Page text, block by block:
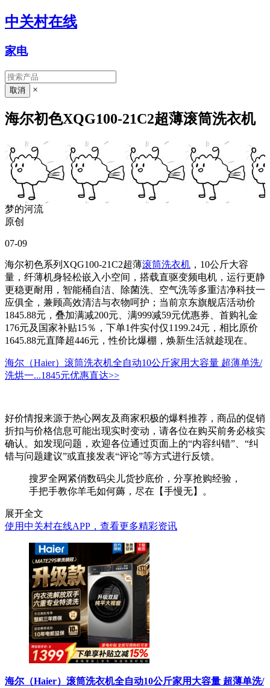
中关村在线
家电
×
海尔初色XQG100-21C2超薄滚筒洗衣机
梦的河流
原创
07-09
海尔初色系列XQG100-21C2超薄滚筒洗衣机 ，10公斤大容
量，纤薄机身轻松嵌入小空间，搭载直驱变频电机，运行更静
更稳更耐用，智能桶自洁、除菌洗、空气洗等多重洁净科技一
应俱全，兼顾高效清洁与衣物呵护；当前京东旗舰店活动价
1845.88元，叠加满减200元、满999减59元优惠券、首购礼金
176元及国家补贴15％，下单1件实付仅1199.24元，相比原价
1645.88元直降超446元，性价比爆棚，焕新生活就趁现在。
海尔（Haier）滚筒洗衣机全自动10公斤家用大容量 超薄单洗/
洗烘一...1845元优惠直达>>
好价情报来源于热心网友及商家积极的爆料推荐，商品的促销
折扣与价格信息可能出现实时变动，请各位在购买前务必核实
确认。如发现问题，欢迎各位通过页面上的“内容纠错”、“纠
错与问题建议”或直接发表“评论”等方式进行反馈。
搜罗全网紧俏数码尖儿货抄底价，分享抢购经验，
手把手教你羊毛如何薅，尽在【手慢无】。
展开全文
使用中关村在线APP，查看更多精彩资讯
海尔（Haier）滚筒洗衣机全自动10公斤家用大容量 超薄单洗/